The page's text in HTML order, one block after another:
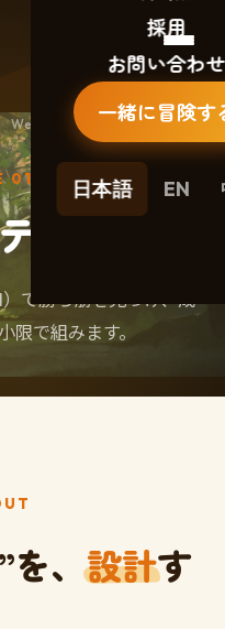
採用
お問い合わせ
一緒に冒険す
日本語 EN
Webマーケティング
01
ィング
で勝ち筋を見つけ、成
限で組みます。
を、設計す